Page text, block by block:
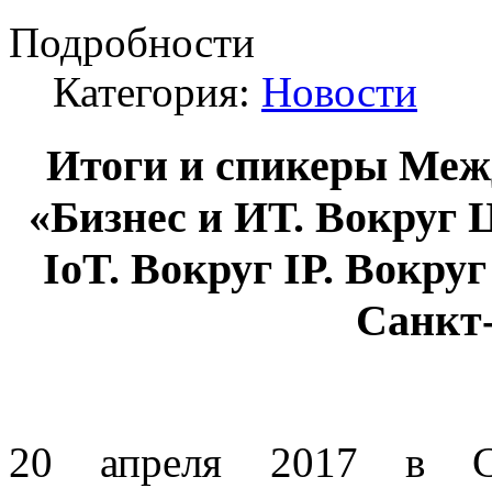
Подробности
Категория: Новости
Итоги и спикеры
«Бизнес и ИТ. Вокруг
IoT. Вокруг IP.
20 апреля 2017 в